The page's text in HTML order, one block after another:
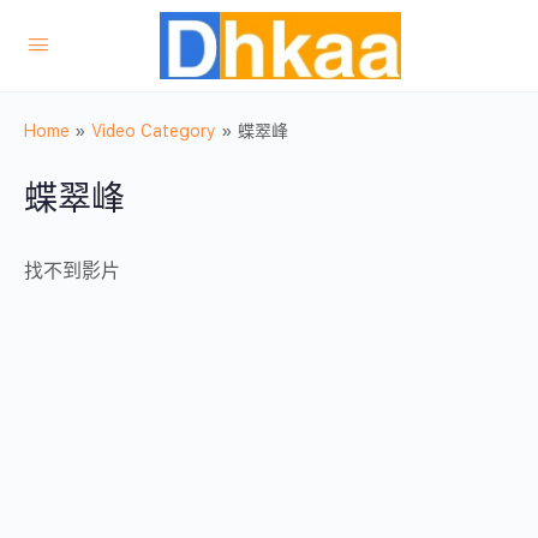
Home » Video Category » 蝶翠峰
蝶翠峰
找不到影片